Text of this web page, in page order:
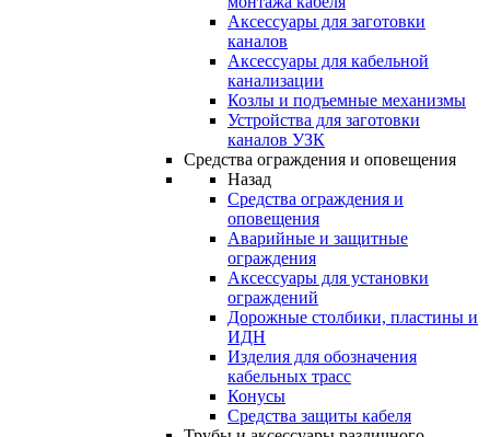
Аксессуары для заготовки
каналов
Аксессуары для кабельной
канализации
Козлы и подъемные механизмы
Устройства для заготовки
каналов УЗК
Средства ограждения и оповещения
Назад
Средства ограждения и
оповещения
Аварийные и защитные
ограждения
Аксессуары для установки
ограждений
Дорожные столбики, пластины и
ИДН
Изделия для обозначения
кабельных трасс
Конусы
Средства защиты кабеля